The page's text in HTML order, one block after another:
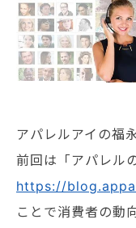
アパレルアイの福
前回は「アパレル
https://
ことで消費者の動